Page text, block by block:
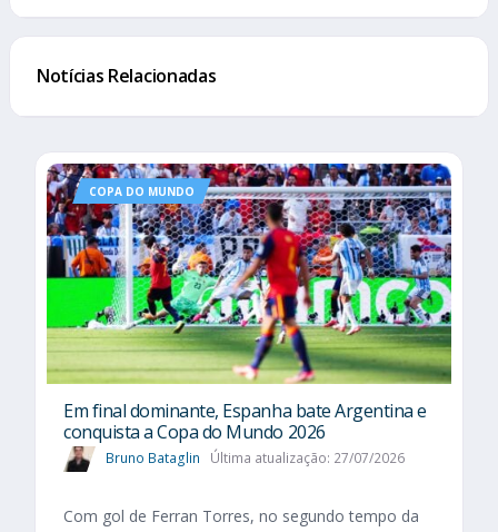
Notícias Relacionadas
COPA DO MUNDO
Em final dominante, Espanha bate Argentina e
conquista a Copa do Mundo 2026
Bruno Bataglin Última atualização: 27/07/2026
Com gol de Ferran Torres, no segundo tempo da